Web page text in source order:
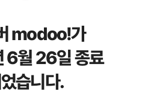
modoo!가
월 26일 종료
습니다.